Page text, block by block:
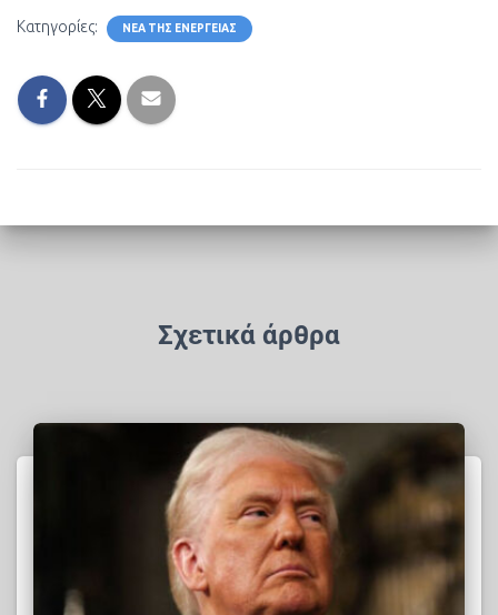
Κατηγορίες: ΝΈΑ ΤΗΣ ΕΝΈΡΓΕΙΑΣ
Σχετικά άρθρα